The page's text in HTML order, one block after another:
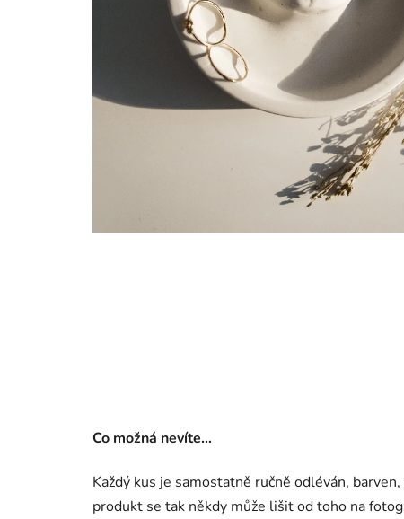
Co možná nevíte…
Každý kus je samostatně ručně odléván,
produkt se tak někdy může lišit od toho na